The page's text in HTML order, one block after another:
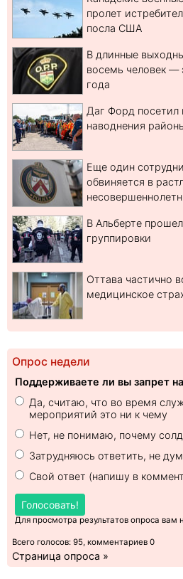
пролет
посла США
В длинные
восемь человек —
года
Даг Форд посетил
наводнения
Еще один
обвиняется в
В Альберте
группировки
Оттава частично
медицинское
Опрос недели
Поддерживаете ли вы запрет
Да, считаю, что во время
мероприятий это ни к чему
Нет, не понимаю, почему
Затрудняюсь ответить, не
Свой ответ (напишу в
Голосовать!
Для просмотра результатов опроса вам
Всего голосов: 95, комментариев 0
Страница опроса »